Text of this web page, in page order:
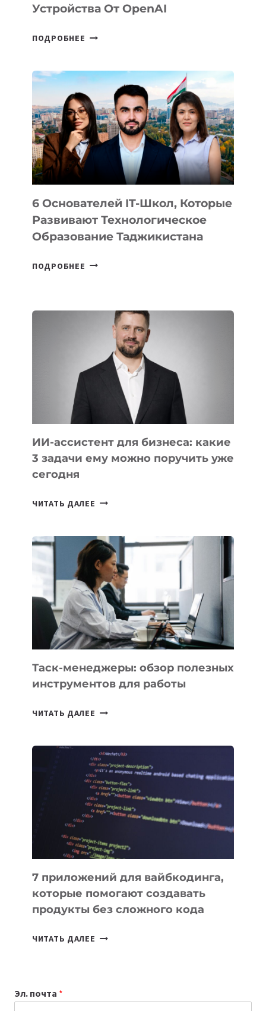
Устройства От OpenAI
ПОДРОБНЕЕ СТАЛИ
ВНЕШНЕГО
ВИДА
НОВОГО
УСТРОЙСТВА
ОТ
OPENAI
6 Основателей IT-Школ, Которые
Развивают Технологическое
Образование Таджикистана
ПОДРОБНЕЕ
КОТОРЫЕ
РАЗВИВАЮТ
ТЕХНОЛОГИЧЕСКОЕ
ОБРАЗОВАНИЕ
ТАДЖИКИСТАНА
ИИ-ассистент для бизнеса: какие
3 задачи ему можно поручить уже
сегодня
ЧИТАТЬ ДАЛЕЕ ИИ-
БИЗНЕСА:
КАКИЕ
3
ЗАДАЧИ
ЕМУ
МОЖНО
ПОРУЧИТЬ
УЖЕ
СЕГОДНЯ
Таск-менеджеры: обзор полезных
инструментов для работы
ЧИТАТЬ ДАЛЕЕ ТАСК-
ПОЛЕЗНЫХ
ИНСТРУМЕНТОВ
ДЛЯ
РАБОТЫ
7 приложений для вайбкодинга,
которые помогают создавать
продукты без сложного кода
ЧИТАТЬ ДАЛЕЕ
Эл. почта *